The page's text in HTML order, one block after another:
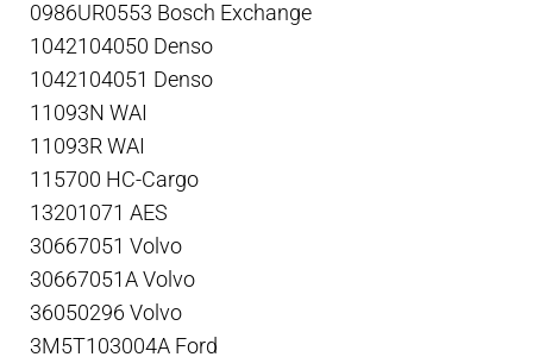
0986UR0553 Bosch Exchange
1042104050 Denso
1042104051 Denso
11093N WAI
11093R WAI
115700 HC-Cargo
13201071 AES
30667051 Volvo
30667051A Volvo
36050296 Volvo
3M5T103004A Ford